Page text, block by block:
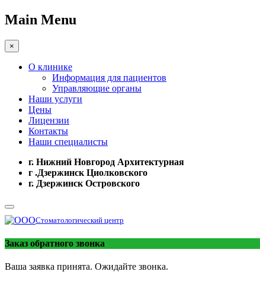
Main Menu
×
О клинике
Информация для пациентов
Управляющие органы
Наши услуги
Цены
Лицензии
Контакты
Наши специалисты
г. Нижний Новгород Архитектурная
г .Дзержинск Циолковского
г. Дзержинск Островского
Стоматологический центр
Заказ обратного звонка
Ваша заявка принята. Ожидайте звонка.